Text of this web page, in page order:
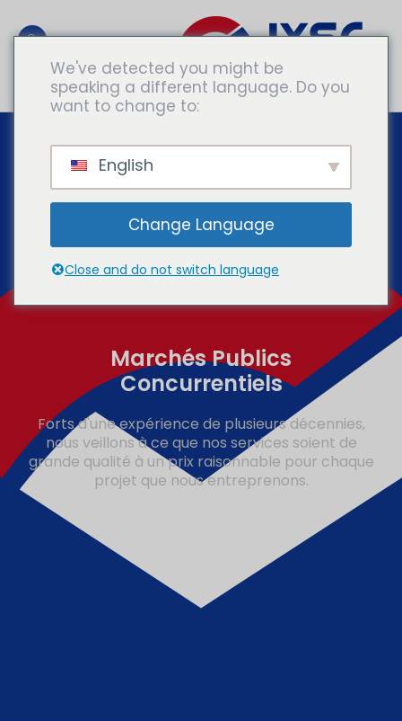
Consulter Des Experts
Marchés Publics
Concurrentiels
Forts d'une expérience de plusieurs décennies,
nous veillons à ce que nos services soient de
grande qualité à un prix raisonnable pour chaque
projet que nous entreprenons.
We've detected you might be
speaking a different language. Do you
want to change to:
English
Change Language
Close and do not switch language